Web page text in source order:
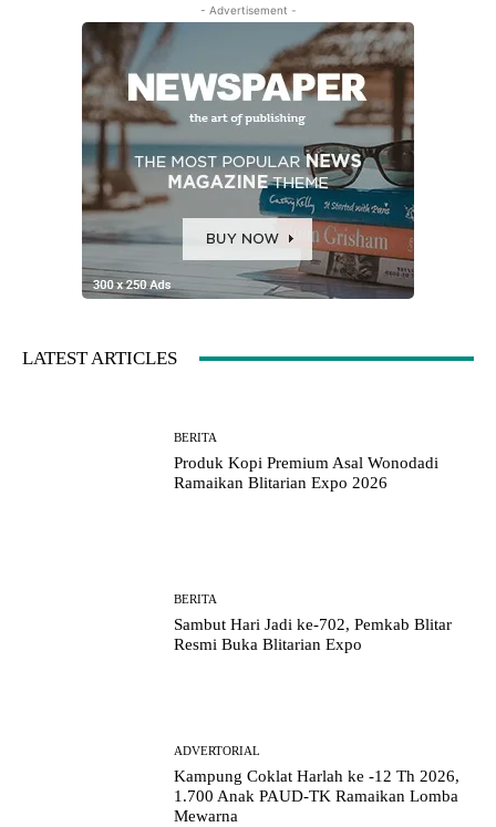
- Advertisement -
LATEST ARTICLES
BERITA
Produk Kopi Premium Asal Wonodadi
Ramaikan Blitarian Expo 2026
BERITA
Sambut Hari Jadi ke-702, Pemkab Blitar
Resmi Buka Blitarian Expo
ADVERTORIAL
Kampung Coklat Harlah ke -12 Th 2026,
1.700 Anak PAUD-TK Ramaikan Lomba
Mewarna